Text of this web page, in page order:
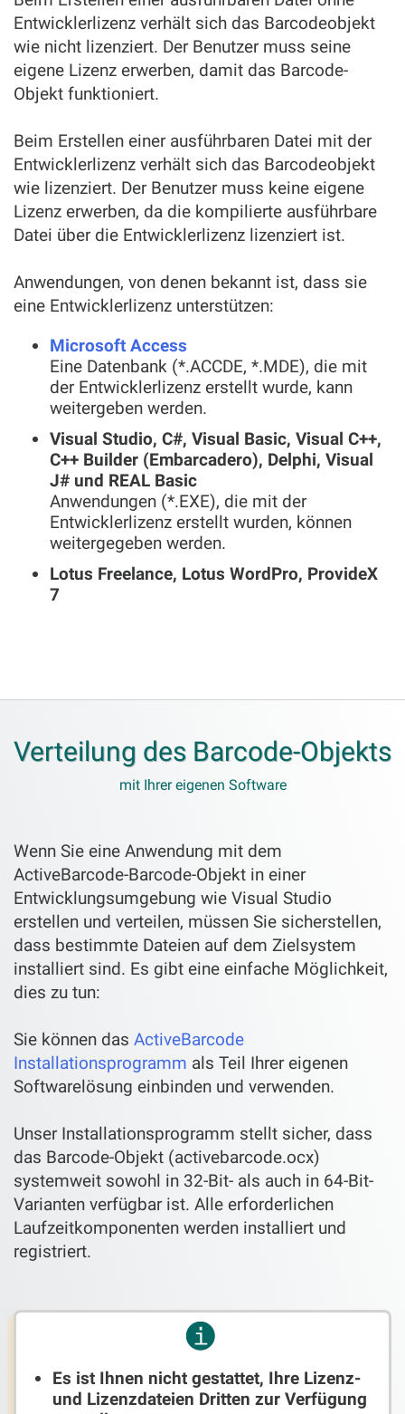
Entwicklerlizenz verhält sich das Barcodeobjekt
wie nicht lizenziert. Der Benutzer muss seine
eigene Lizenz erwerben, damit das Barcode-
Objekt funktioniert.
Beim Erstellen einer ausführbaren Datei mit der
Entwicklerlizenz verhält sich das Barcodeobjekt
wie lizenziert. Der Benutzer muss keine eigene
Lizenz erwerben, da die kompilierte ausführbare
Datei über die Entwicklerlizenz lizenziert ist.
Anwendungen, von denen bekannt ist, dass sie
eine Entwicklerlizenz unterstützen:
Microsoft Access
Eine Datenbank (*.ACCDE, *.MDE), die mit
der Entwicklerlizenz erstellt wurde, kann
weitergeben werden.
Visual Studio, C#, Visual Basic, Visual C++,
C++ Builder (Embarcadero), Delphi, Visual
J# und REAL Basic
Anwendungen (*.EXE), die mit der
Entwicklerlizenz erstellt wurden, können
weitergegeben werden.
Lotus Freelance, Lotus WordPro, ProvideX
7
Verteilung des Barcode-Objekts
mit Ihrer eigenen Software
Wenn Sie eine Anwendung mit dem
ActiveBarcode-Barcode-Objekt in einer
Entwicklungsumgebung wie Visual Studio
erstellen und verteilen, müssen Sie sicherstellen,
dass bestimmte Dateien auf dem Zielsystem
installiert sind. Es gibt eine einfache Möglichkeit,
dies zu tun:
Sie können das ActiveBarcode
Installationsprogramm als Teil Ihrer eigenen
Softwarelösung einbinden und verwenden.
Unser Installationsprogramm stellt sicher, dass
das Barcode-Objekt (activebarcode.ocx)
systemweit sowohl in 32-Bit- als auch in 64-Bit-
Varianten verfügbar ist. Alle erforderlichen
Laufzeitkomponenten werden installiert und
registriert.
Es ist Ihnen nicht gestattet, Ihre Lizenz-
und Lizenzdateien Dritten zur Verfügung